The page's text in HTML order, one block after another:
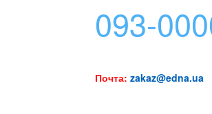
093-
Почта: zakaz@edna.ua